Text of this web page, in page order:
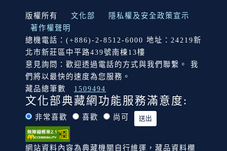
:::
版權所有 文化部
隱私權及安全政策宣示
著作權聲明
總機電話：(+886)-2-8512-6000 地址：24219新
北市新莊區中平路439號南棟13樓
意見詢問：歡迎透過電話的方式與我們聯繫。 我
們將以最快的速度為您服務。
藏品總筆數
1509494
文化部典藏網功能服務滿意度:
非常喜歡 喜歡 尚可
網站資料內容為典藏機關自行維運，藏品資料欄